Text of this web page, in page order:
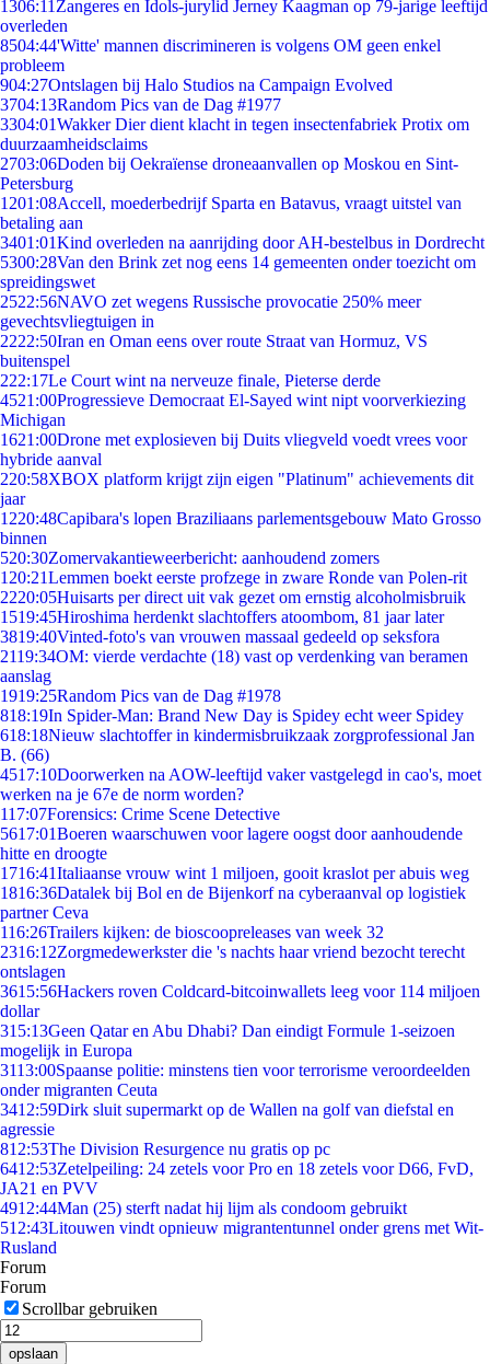
1306:11 Zangeres en Idols-jurylid Jerney Kaagman op 79-jarige leeftijd
overleden
8504:44'Witte' mannen discrimineren is volgens OM geen enkel
probleem
904:27Ontslagen bij Halo Studios na Campaign Evolved
3704:13Random Pics van de Dag #1977
3304:01Wakker Dier dient klacht in tegen insectenfabriek Protix om
duurzaamheidsclaims
2703:06Doden bij Oekraïense droneaanvallen op Moskou en Sint-
Petersburg
1201:08Accell, moederbedrijf Sparta en Batavus, vraagt uitstel van
betaling aan
3401:01Kind overleden na aanrijding door AH-bestelbus in Dordrecht
5300:28Van den Brink zet nog eens 14 gemeenten onder toezicht om
spreidingswet
2522:56NAVO zet wegens Russische provocatie 250% meer
gevechtsvliegtuigen in
2222:50Iran en Oman eens over route Straat van Hormuz, VS
buitenspel
222:17Le Court wint na nerveuze finale, Pieterse derde
4521:00Progressieve Democraat El-Sayed wint nipt voorverkiezing
Michigan
1621:00Drone met explosieven bij Duits vliegveld voedt vrees voor
hybride aanval
220:58XBOX platform krijgt zijn eigen "Platinum" achievements dit
jaar
1220:48Capibara's lopen Braziliaans parlementsgebouw Mato Grosso
binnen
520:30Zomervakantieweerbericht: aanhoudend zomers
1 20:21Lemmen boekt eerste profzege in zware Ronde van Polen-rit
2220:05Huisarts per direct uit vak gezet om ernstig alcoholmisbruik
1519:45Hiroshima herdenkt slachtoffers atoombom, 81 jaar later
3819:40Vinted-foto's van vrouwen massaal gedeeld op seksfora
2119:34OM: vierde verdachte (18) vast op verdenking van beramen
aanslag
1919:25Random Pics van de Dag #1978
818:19In Spider-Man: Brand New Day is Spidey echt weer Spidey
618:18Nieuw slachtoffer in kindermisbruikzaak zorgprofessional Jan
B. (66)
4517:10Doorwerken na AOW-leeftijd vaker vastgelegd in cao's, moet
werken na je 67e de norm worden?
117:07Forensics: Crime Scene Detective
5617:01Boeren waarschuwen voor lagere oogst door aanhoudende
hitte en droogte
1716:41Italiaanse vrouw wint 1 miljoen, gooit kraslot per abuis weg
1816:36Datalek bij Bol en de Bijenkorf na cyberaanval op logistiek
partner Ceva
116:26Trailers kijken: de bioscoopreleases van week 32
2316:12Zorgmedewerkster die 's nachts haar vriend bezocht terecht
ontslagen
3615:56Hackers roven Coldcard-bitcoinwallets leeg voor 114 miljoen
dollar
315:13Geen Qatar en Abu Dhabi? Dan eindigt Formule 1-seizoen
mogelijk in Europa
3113:00Spaanse politie: minstens tien voor terrorisme veroordeelden
onder migranten Ceuta
3412:59Dirk sluit supermarkt op de Wallen na golf van diefstal en
agressie
812:53The Division Resurgence nu gratis op pc
6412:53Zetelpeiling: 24 zetels voor Pro en 18 zetels voor D66, FvD,
JA21 en PVV
4912:44Man (25) sterft nadat hij lijm als condoom gebruikt
512:43Litouwen vindt opnieuw migrantentunnel onder grens met Wit-
Rusland
Forum
Forum
Scrollbar gebruiken
opslaan